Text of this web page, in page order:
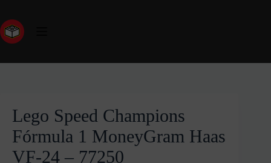
Lego Speed Champions
Fórmula 1 MoneyGram Haas
VF-24 – 77250